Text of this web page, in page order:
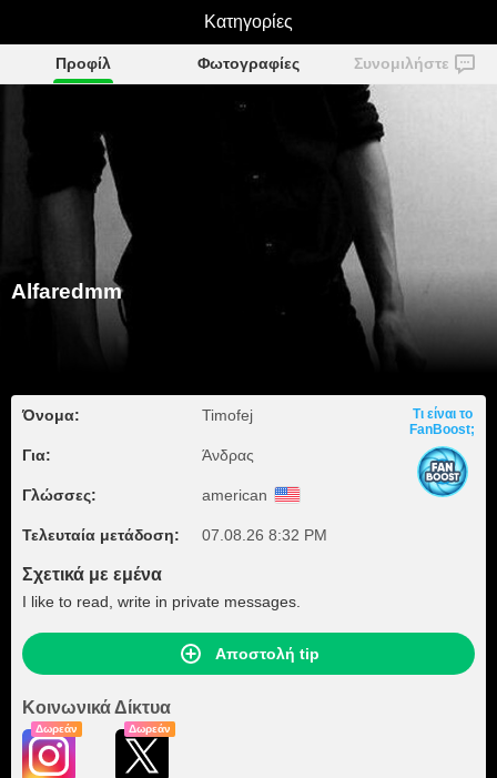
Alfaredmm
Προφίλ Φωτογραφίες Συνομιλήστε
Alfaredmm
Όνομα: Timofej
Για: Άνδρας
Γλώσσες: american
Τελευταία μετάδοση: 07.08.26 8:32 PM
Τι είναι το
FanBoost;
Σχετικά με εμένα
I like to read, write in private messages.
Αποστολή tip
Κοινωνικά Δίκτυα
Δωρεάν Δωρεάν
Κατηγορίες